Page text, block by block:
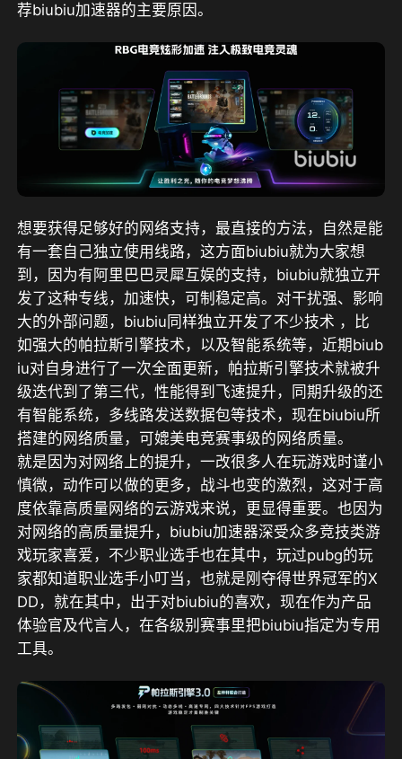
荐biubiu加速器的主要原因。
想要获得足够好的网络支持，最直接的方法，自然是能
有一套自己独立使用线路，这方面biubiu就为大家想
到，因为有阿里巴巴灵犀互娱的支持，biubiu就独立开
发了这种专线，加速快，可制稳定高。对干扰强、影响
大的外部问题，biubiu同样独立开发了不少技术 ，
比
如强大的帕拉斯引擎技术，以及智能系统等，近期biub
iu对自身进行了一次全面更新，帕拉斯引擎技术就被升
级迭代到了第三代，性能得到飞速提升，同期升级的还
有智能系统，多线路发送数据包等技术，现在biubiu所
搭建的网络质量，可媲美电竞赛事级的网络质量。
就是因为对网络上的提升，一改很多人在玩游戏时谨小
慎微，动作可以做的更多，战斗也变的激烈，这对于高
度依靠高质量网络的云游戏来说，更显得重要。也因为
对网络的高质量提升，biubiu加速器深受众多竞技类游
戏玩家喜爱， 不少职业选手也在其中，玩过pubg的玩
家都知道职业选手小叮当，也就是刚夺得世界冠军的X
DD，就在其中，出于对biubiu的喜欢，现在作为产品
体验官及代言人 ，在各级别赛事里把biubiu指定为专用
工具。